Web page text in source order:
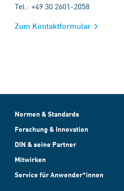
Tel.: +49 30 2601-2058
Zum Kontaktformular
Normen & Standards
Forschung & Innovation
DIN & seine Partner
Mitwirken
Service für Anwender*innen